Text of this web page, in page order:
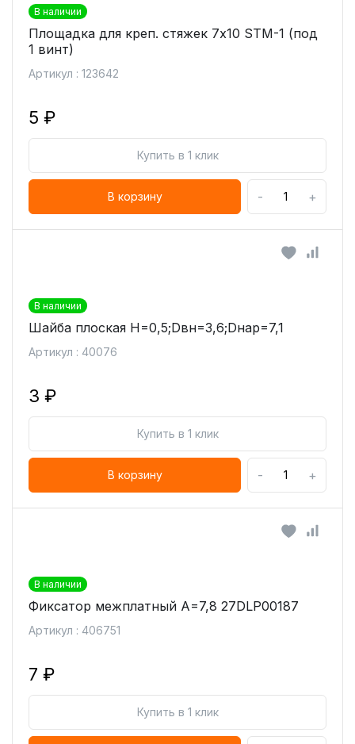
В наличии
Площадка для креп. стяжек 7х10 STM-1 (под
1 винт)
Артикул : 123642
5 ₽
Купить в 1 клик
В корзину - +
В наличии
Шайба плоская H=0,5;Dвн=3,6;Dнар=7,1
Артикул : 40076
3 ₽
Купить в 1 клик
В корзину - +
В наличии
Фиксатор межплатный А=7,8 27DLP00187
Артикул : 406751
7 ₽
Купить в 1 клик